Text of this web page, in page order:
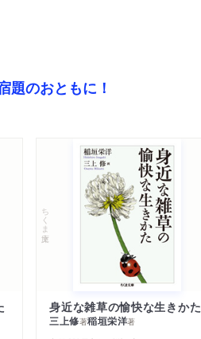
題のおともに！
ちくま文庫
身近な雑草の愉快な生きかた
三上修著稲垣栄洋著